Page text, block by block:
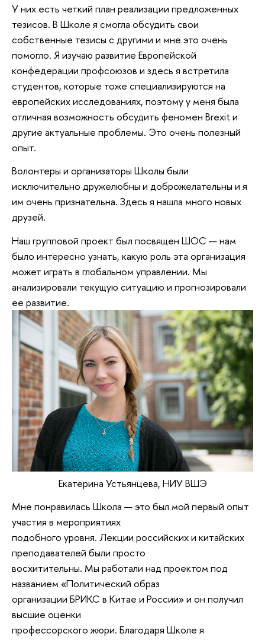
У них есть четкий план реализации предложенных
тезисов. В Школе я смогла обсудить свои
собственные тезисы с другими и мне это очень
помогло. Я изучаю развитие Европейской
конфедерации профсоюзов и здесь я встретила
студентов, которые тоже специализируются на
европейских исследованиях, поэтому у меня была
отличная возможность обсудить феномен Brexit и
другие актуальные проблемы. Это очень полезный
опыт.
Волонтеры и организаторы Школы были
исключительно дружелюбны и доброжелательны и я
им очень признательна. Здесь я нашла много новых
друзей.
Наш групповой проект был посвящен ШОС — нам
было интересно узнать, какую роль эта организация
может играть в глобальном управлении. Мы
анализировали текущую ситуацию и прогнозировали
ее развитие.
Екатерина Устьянцева, НИУ ВШЭ
Мне понравилась Школа — это был мой первый опыт
участия в мероприятиях
подобного уровня. Лекции российских и китайских
преподавателей были просто
восхитительны. Мы работали над проектом под
названием «Политический образ
организации БРИКС в Китае и России» и он получил
высшие оценки
профессорского жюри. Благодаря Школе я